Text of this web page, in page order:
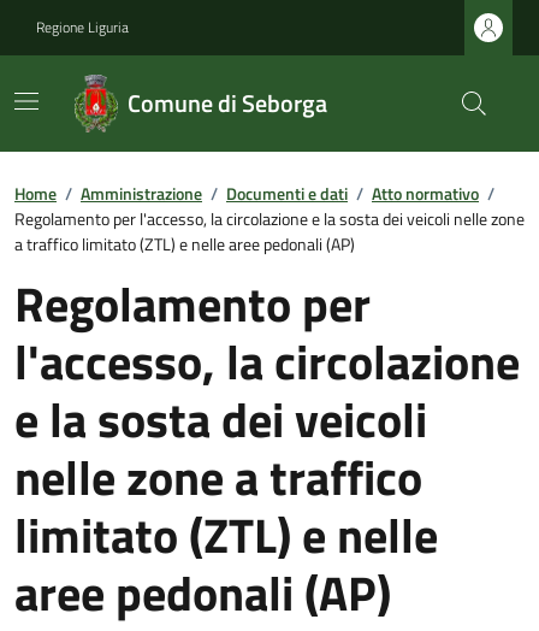
Regione Liguria
Comune di Seborga
Home / Amministrazione / Documenti e dati / Atto normativo /
Regolamento per l'accesso, la circolazione e la sosta dei veicoli nelle zone
a traffico limitato (ZTL) e nelle aree pedonali (AP)
Regolamento per
l'accesso, la circolazione
e la sosta dei veicoli
nelle zone a traffico
limitato (ZTL) e nelle
aree pedonali (AP)